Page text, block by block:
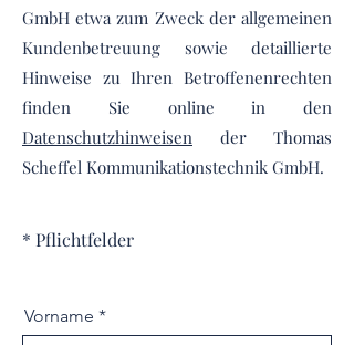
GmbH etwa zum Zweck der allgemeinen
Kundenbetreuung sowie detaillierte
Hinweise zu Ihren Betroffenenrechten
finden Sie online in den
Datenschutzhinweisen der Thomas
Scheffel Kommunikationstechnik GmbH.
* Pflichtfelder
Vorname